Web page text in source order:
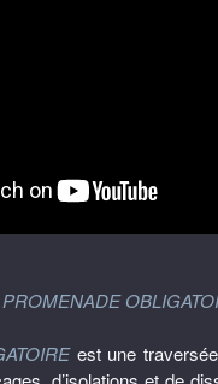
PROMENADE
est une